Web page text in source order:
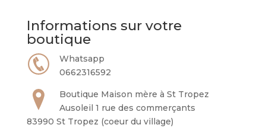
Informations sur votre
boutique
Whatsapp
0662316592
Boutique Maison mère à St Tropez
Ausoleil 1 rue des commerçants
83990 St Tropez (coeur du village)